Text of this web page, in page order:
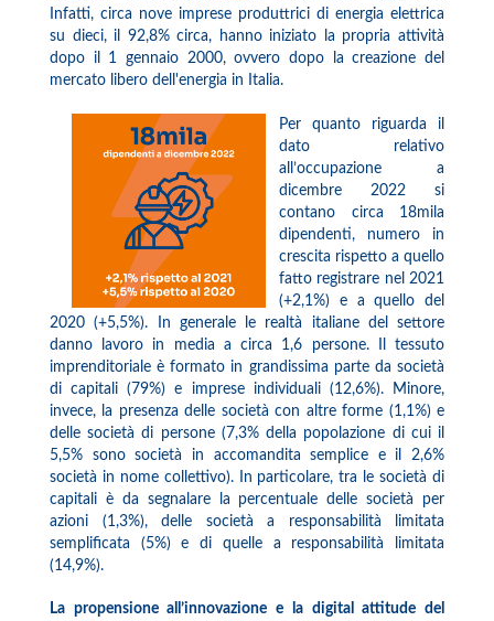
Infatti, circa nove imprese produttrici di energia elettrica
su dieci, il 92,8% circa, hanno iniziato la propria attività
dopo il 1 gennaio 2000, ovvero dopo la creazione del
mercato libero dell'energia in Italia.
Per quanto riguarda il
dato relativo
all’occupazione a
dicembre 2022 si
contano circa 18mila
dipendenti, numero in
crescita rispetto a quello
fatto registrare nel 2021
(+2,1%) e a quello del
2020 (+5,5%). In generale le realtà italiane del settore
danno lavoro in media a circa 1,6 persone. Il tessuto
imprenditoriale è formato in grandissima parte da società
di capitali (79%) e imprese individuali (12,6%). Minore,
invece, la presenza delle società con altre forme (1,1%) e
delle società di persone (7,3% della popolazione di cui il
5,5% sono società in accomandita semplice e il 2,6%
società in nome collettivo). In particolare, tra le società di
capitali è da segnalare la percentuale delle società per
azioni (1,3%), delle società a responsabilità limitata
semplificata (5%) e di quelle a responsabilità limitata
(14,9%).
La propensione all’innovazione e la digital attitude del